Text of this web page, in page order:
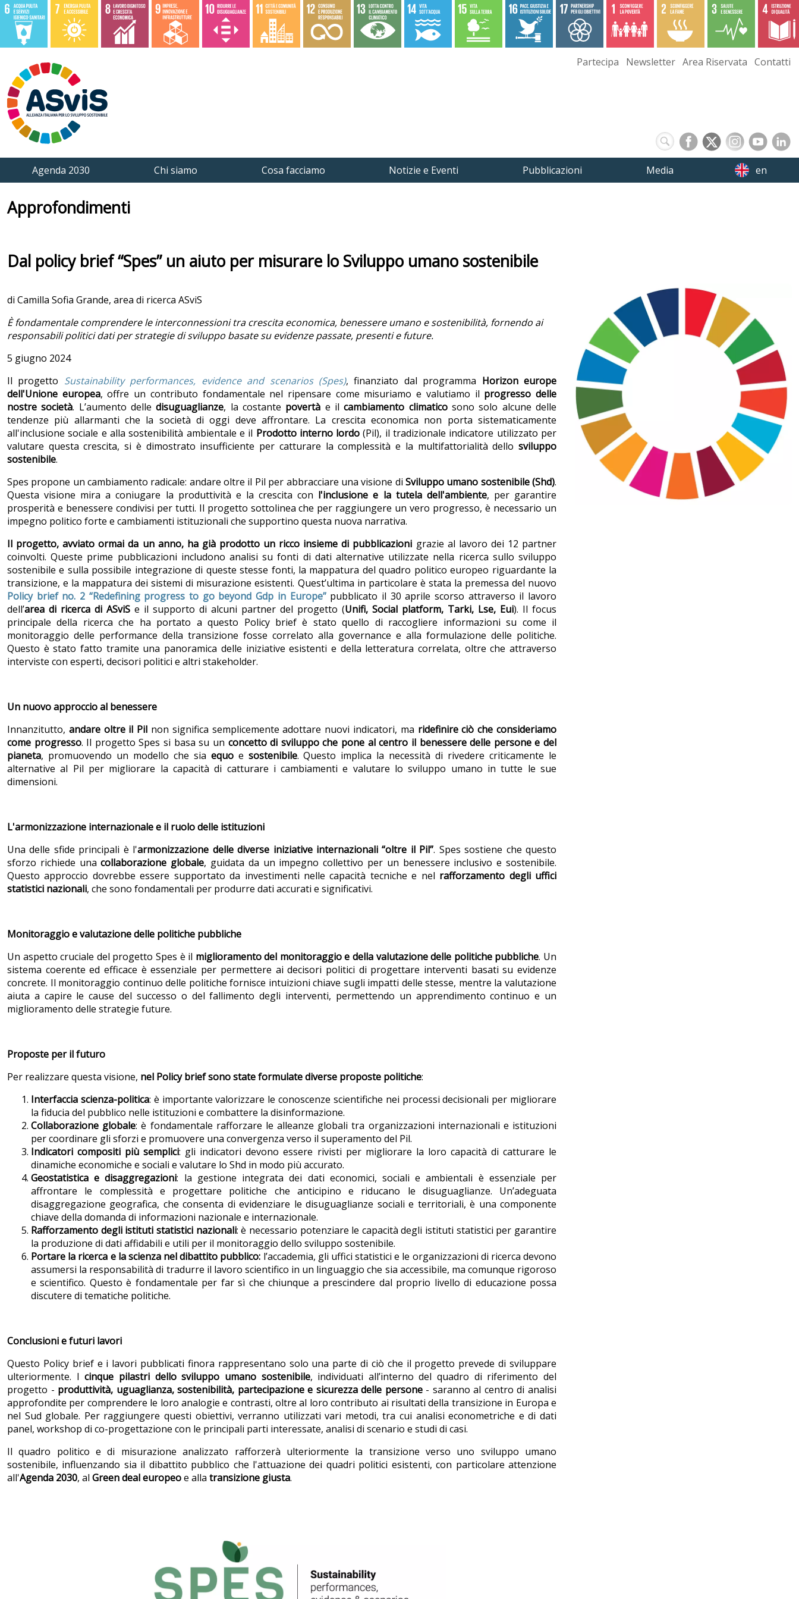
Partecipa Newsletter Area Riservata Contatti
Agenda 2030 Chi siamo Cosa facciamo Notizie e Eventi Pubblicazioni Media en
Approfondimenti
Dal policy brief “Spes” un aiuto per misurare lo Sviluppo umano sostenibile
di Camilla Sofia Grande, area di ricerca ASviS
È fondamentale comprendere le interconnessioni tra crescita economica, benessere umano e sostenibilità, fornendo ai
responsabili politici dati per strategie di sviluppo basate su evidenze passate, presenti e future.
5 giugno 2024
Il progetto Sustainability performances, evidence and scenarios (Spes), finanziato dal programma Horizon europe
dell'Unione europea, offre un contributo fondamentale nel ripensare come misuriamo e valutiamo il progresso delle
nostre società. L’aumento delledisuguaglianze, la costante povertà e ilcambiamento climaticosono solo alcune delle
tendenze più allarmanti che la società di oggi deve affrontare. La crescita economica non porta sistematicamente
all'inclusione sociale e alla sostenibilità ambientale e il Prodotto interno lordo (Pil), il tradizionale indicatore utilizzato per
valutare questa crescita, si è dimostrato insufficiente per catturare la complessità e la multifattorialità dello sviluppo
sostenibile.
Spes propone un cambiamento radicale: andare oltre il Pil per abbracciare una visione di Sviluppo umano sostenibile (Shd).
Questa visione mira a coniugare la produttività e la crescita con l'inclusione e la tutela dell'ambiente, per garantire
prosperità e benessere condivisi per tutti. Il progetto sottolinea che per raggiungere un vero progresso, è necessario un
impegno politico forte e cambiamenti istituzionali che supportino questa nuova narrativa.
Il progetto, avviato ormai da un anno, ha già prodotto un ricco insieme di pubblicazioni grazie al lavoro dei 12 partner
coinvolti. Queste prime pubblicazioni includono analisi su fonti di dati alternative utilizzate nella ricerca sullo sviluppo
sostenibile e sulla possibile integrazione di queste stesse fonti, la mappatura del quadro politico europeo riguardante la
transizione, e la mappatura dei sistemi di misurazione esistenti. Quest’ultima in particolare è stata la premessa del nuovo
Policy brief no. 2 “Redefining progress to go beyond Gdp in Europe”pubblicato il 30 aprile scorso attraverso il lavoro
dell’area di ricerca di ASviS e il supporto di alcuni partner del progetto (Unifi, Social platform, Tarki, Lse, Eui). Il focus
principale della ricerca che ha portato a questo Policy brief è stato quello di raccogliere informazioni su come il
monitoraggio delle performance della transizione fosse correlato alla governance e alla formulazione delle politiche.
Questo è stato fatto tramite una panoramica delle iniziative esistenti e della letteratura correlata, oltre che attraverso
interviste con esperti, decisori politici e altri stakeholder.
Un nuovo approccio al benessere
Innanzitutto, andare oltre il Pil non significa semplicemente adottare nuovi indicatori, ma ridefinire ciò che consideriamo
come progresso. Il progetto Spes si basa su un concetto di sviluppo che pone al centro il benessere delle persone e del
pianeta, promuovendo un modello che sia equoe sostenibile. Questo implica la necessità di rivedere criticamente le
alternative al Pil per migliorare la capacità di catturare i cambiamenti e valutare lo sviluppo umano in tutte le sue
dimensioni.
L'armonizzazione internazionale e il ruolo delle istituzioni
Una delle sfide principali è l'armonizzazione delle diverse iniziative internazionali “oltre il Pil”. Spes sostiene che questo
sforzo richiede unacollaborazione globale, guidata da un impegno collettivo per un benessere inclusivo e sostenibile.
Questo approccio dovrebbe essere supportato da investimenti nelle capacità tecniche e nel rafforzamento degli uffici
statistici nazionali, che sono fondamentali per produrre dati accurati e significativi.
Monitoraggio e valutazione delle politiche pubbliche
Un aspetto cruciale del progetto Spes è il miglioramento del monitoraggio e della valutazione delle politiche pubbliche. Un
sistema coerente ed efficace è essenziale per permettere ai decisori politici di progettare interventi basati su evidenze
concrete. Il monitoraggio continuo delle politiche fornisce intuizioni chiave sugli impatti delle stesse, mentre la valutazione
aiuta a capire le cause del successo o del fallimento degli interventi, permettendo un apprendimento continuo e un
miglioramento delle strategie future.
Proposte per il futuro
Per realizzare questa visione, nel Policy brief sono state formulate diverse proposte politiche:
Interfaccia scienza-politica: è importante valorizzare le conoscenze scientifiche nei processi decisionali per migliorare
la fiducia del pubblico nelle istituzioni e combattere la disinformazione.
Collaborazione globale: è fondamentale rafforzare le alleanze globali tra organizzazioni internazionali e istituzioni
per coordinare gli sforzi e promuovere una convergenza verso il superamento del Pil.
Indicatori compositi più semplici: gli indicatori devono essere rivisti per migliorare la loro capacità di catturare le
dinamiche economiche e sociali e valutare lo Shd in modo più accurato.
Geostatistica e disaggregazioni: la gestione integrata dei dati economici, sociali e ambientali è essenziale per
affrontare le complessità e progettare politiche che anticipino e riducano le disuguaglianze. Un’adeguata
disaggregazione geografica, che consenta di evidenziare le disuguaglianze sociali e territoriali, è una componente
chiave della domanda di informazioni nazionale e internazionale.
Rafforzamento degli istituti statistici nazionali: è necessario potenziare le capacità degli istituti statistici per garantire
la produzione di dati affidabili e utili per il monitoraggio dello sviluppo sostenibile.
Portare la ricerca e la scienza nel dibattito pubblico: l’accademia, gli uffici statistici e le organizzazioni di ricerca devono
assumersi la responsabilità di tradurre il lavoro scientifico in un linguaggio che sia accessibile, ma comunque rigoroso
e scientifico. Questo è fondamentale per far sì che chiunque a prescindere dal proprio livello di educazione possa
discutere di tematiche politiche.
Conclusioni e futuri lavori
Questo Policy brief e i lavori pubblicati finora rappresentano solo una parte di ciò che il progetto prevede di sviluppare
ulteriormente. Icinque pilastri dello sviluppo umano sostenibile, individuati all’interno del quadro di riferimento del
progetto - produttività, uguaglianza, sostenibilità, partecipazione e sicurezza delle persone- saranno al centro di analisi
approfondite per comprendere le loro analogie e contrasti, oltre al loro contributo ai risultati della transizione in Europa e
nel Sud globale. Per raggiungere questi obiettivi, verranno utilizzati vari metodi, tra cui analisi econometriche e di dati
panel, workshop di co-progettazione con le principali parti interessate, analisi di scenario e studi di casi.
Il quadro politico e di misurazione analizzato rafforzerà ulteriormente la transizione verso uno sviluppo umano
sostenibile, influenzando sia il dibattito pubblico che l'attuazione dei quadri politici esistenti, con particolare attenzione
all'Agenda 2030, al Green dealeuropeoe alla transizione giusta.